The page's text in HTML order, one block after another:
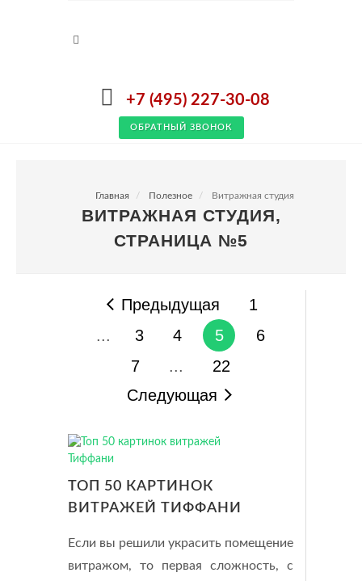
+7 (495) 227-30-08
ОБРАТНЫЙ ЗВОНОК
Главная Полезное Витражная студия
ВИТРАЖНАЯ СТУДИЯ,
СТРАНИЦА №5
Предыдущая
1
...
3 4 5
6
7
...
22
Следующая
ТОП 50 КАРТИНОК
ВИТРАЖЕЙ ТИФФАНИ
Если вы решили украсить помещение
витражом, то первая сложность, с